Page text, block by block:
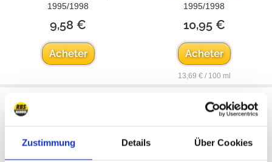
Zustimmung Details Über Cookies
1995/1998
9,58 €
Acheter
1995/1998
10,95 €
Acheter
13,69 € / 100 ml